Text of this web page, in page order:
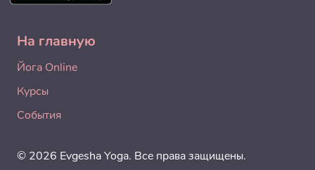
На главную
Йога Online
Курсы
События
© 2026 Evgesha Yoga. Все права защищены.